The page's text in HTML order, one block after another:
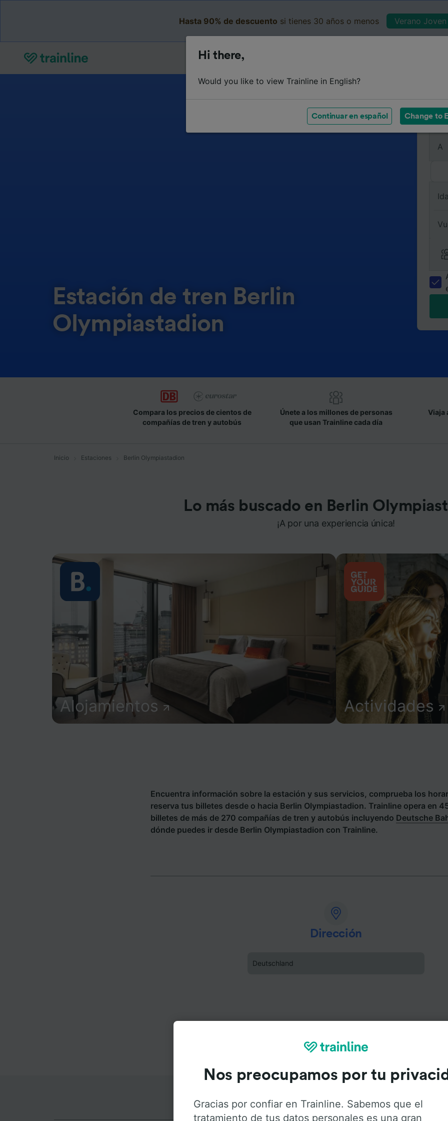
Hasta 90% de descuento si tienes 30 años o menos Verano
Estación de tren Berlin
Olympiastadion
De
A
Compara los precios de cientos de
compañías de tren y autobús
Únete a los millones de personas
que usan Trainline cada día
Viaja
Inicio Estaciones Berlin Olympiastadion
Lo más buscado en Berlin
¡A por una experiencia única!
Alojamientos Actividades
Encuentra información sobre la estación y sus servicios, comprueba los
reserva tus billetes desde o hacia Berlin Olympiastadion. Trainline opera en
billetes de más de 270 compañías de tren y autobús incluyendo Deutsche
dónde puedes ir desde Berlin Olympiastadion con Trainline.
Dirección
Deutschland
Hi there,
Would you like to view Trainline in English?
Continuar en español Change to
Nos preocupamos por tu
Gracias por confiar en Trainline. Sabemos que el
tratamiento de tus datos personales es una gran